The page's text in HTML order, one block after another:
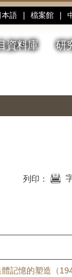
本語 檔案館
資料庫 研
列印：
體記憶的塑造（